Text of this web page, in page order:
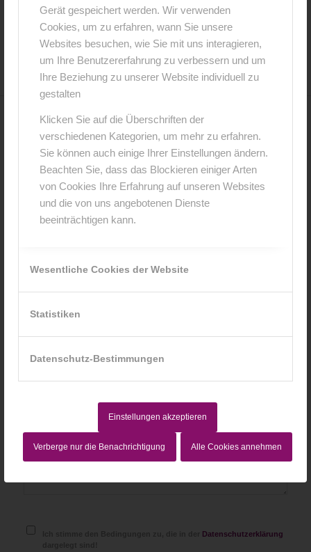
Gerät gespeichert werden. Wir verwenden
Cookies, um zu erfahren, wann Sie unsere
Websites besuchen, wie Sie mit uns interagieren,
um Ihre Benutzererfahrung zu verbessern und um
Ihre Beziehung zu unserer Website individuell zu
gestalten
Klicken Sie auf die Überschriften der
verschiedenen Kategorien, um mehr zu erfahren.
Sie können auch einige Ihrer Einstellungen ändern.
Beachten Sie, dass das Blockieren einiger Arten
von Cookies Ihre Erfahrung auf unseren Websites
und die von uns angebotenen Dienste
beeinträchtigen kann.
Wesentliche Cookies der Website
Statistiken
Datenschutz-Bestimmungen
Einstellungen akzeptieren
Verberge nur die Benachrichtigung Alle Cookies annehmen
28. September 2015 / 0 Kommentare von anja
0
KOMMENTARE
Hinterlasse einen Kommentar
Hinterlasse uns deinen Kommentar!
Datenschutzerklärung